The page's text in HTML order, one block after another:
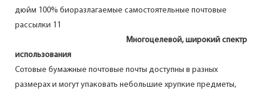
Многоцелевой, широкий спектр
использования
Сотовые бумажные почтовые почты доступны в разных
размерах и могут упаковать небольшие хрупкие предметы,